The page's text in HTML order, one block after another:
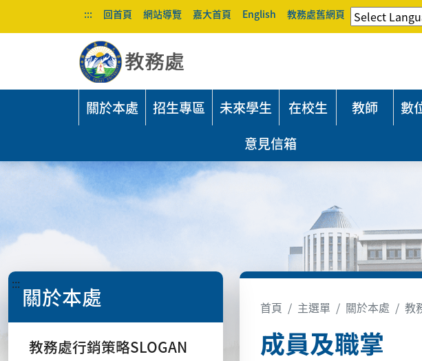
::: 回首頁 網站導覽 嘉大首頁 English 教務處舊網頁
關於本處 招生專區 未來學生 在校生 教師 數
意見信箱
::: 關於本處
教務處行銷策略SLOGAN
首頁 主選單 關於本處 教
成員及職掌